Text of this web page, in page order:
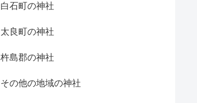
白石町の神社
太良町の神社
杵島郡の神社
その他の地域の神社